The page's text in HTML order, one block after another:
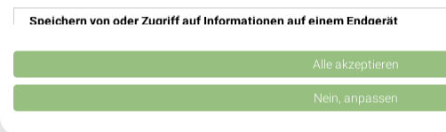
Sport 2000 Filialen & Öffnungszeiten in
› Sport 2000 in Horb (Neckar)
› Sport 2000 in
› Sport 2000 in
Speichern von oder Zugriff auf Informationen auf einem Endgerät
Verwendung reduzierter Daten zur Auswahl von Werbeanzeigen
Erstellung von Profilen für personalisierte Werbung
Alle akzeptieren
Nein, anpassen